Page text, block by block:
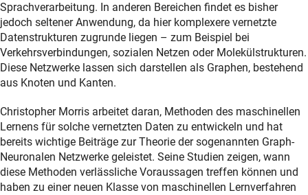
Sprachverarbeitung. In anderen Bereichen findet es bisher
jedoch seltener Anwendung, da hier komplexere vernetzte
Datenstrukturen zugrunde liegen – zum Beispiel bei
Verkehrsverbindungen, sozialen Netzen oder Molekülstrukturen.
Diese Netzwerke lassen sich darstellen als Graphen, bestehend
aus Knoten und Kanten.
Christopher Morris arbeitet daran, Methoden des maschinellen
Lernens für solche vernetzten Daten zu entwickeln und hat
bereits wichtige Beiträge zur Theorie der sogenannten Graph-
Neuronalen Netzwerke geleistet. Seine Studien zeigen, wann
diese Methoden verlässliche Voraussagen treffen können und
haben zu einer neuen Klasse von maschinellen Lernverfahren